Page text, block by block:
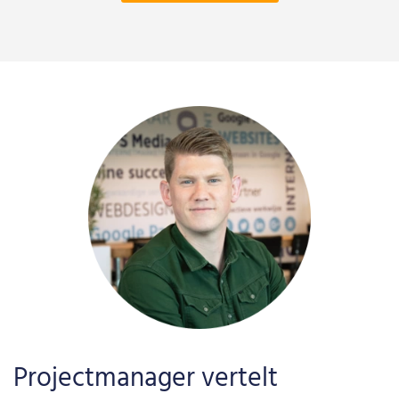
Projectmanager vertelt